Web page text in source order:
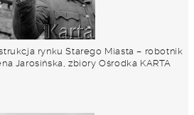
rynku Starego Miasta – robotnik
Jarosińska, zbiory Ośrodka KARTA